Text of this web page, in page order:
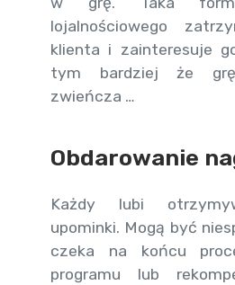
lojalnościowego
klienta i zainteresuje
tym bardziej że grę
zwieńcza …
Obdarowanie
Każdy lubi
upominki. Mogą być
czeka na końcu
programu lub